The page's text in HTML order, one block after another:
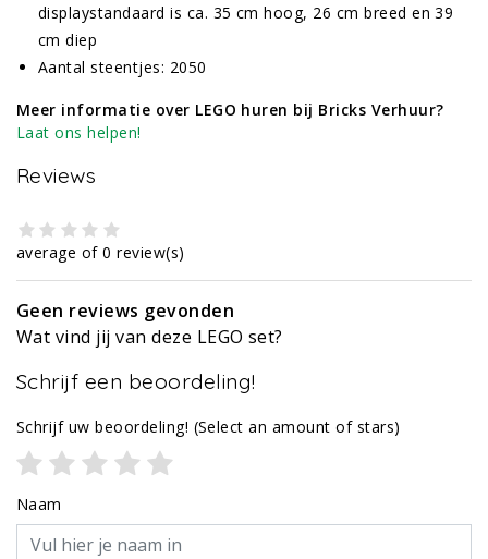
displaystandaard is ca. 35 cm hoog, 26 cm breed en 39
cm diep
Aantal steentjes: 2050
Meer informatie over LEGO huren bij Bricks Verhuur?
Laat ons helpen!
Reviews
average of 0 review(s)
Geen reviews gevonden
Wat vind jij van deze LEGO set?
Schrijf een beoordeling!
Schrijf uw beoordeling! (Select an amount of stars)
Naam